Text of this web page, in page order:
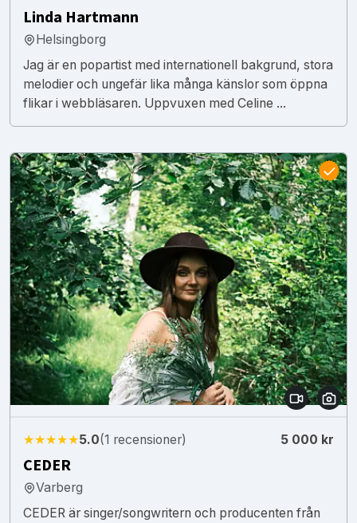
Linda Hartmann
Helsingborg
Jag är en popartist med internationell bakgrund, stora
melodier och ungefär lika många känslor som öppna
flikar i webbläsaren. Uppvuxen med Celine ...
★★★★★5.0(1 recensioner) 5 000 kr
CEDER
Varberg
CEDER är singer/songwritern och producenten från